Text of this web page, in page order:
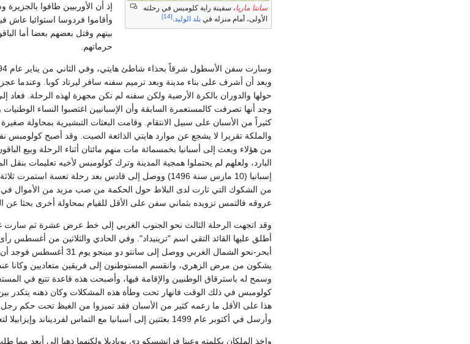
سانتا ماريا، سفينة راية كلومبس في رحلته
الأولى، أمام منزله في بلد الوليد.
[14]
إذ أن الأوربيين طافوا
وأقاموا فردوسا استوائيا
بينهم وقتل بعضهم بعضا أما
حرماتهم.
وبعد أن أشرف على بناء مدينة وبعد ترميم سفنه سافر ليرتاد كوبا. وعندما
وجد أنها تصرفت كالمستعمرة السابقة وأن الإسبانيين اغتصبوا النساء
كثيراً من الأسبان على سبيل الانتقام. وقامت البعثات التبشيرية بمحاولة
من هؤلاء وبعث إلى أسبانيا بخمسمائة مات منهم مائتان أثناء الرحلة وبيع
البارد، ولعلهم لم يحتملوا همجية المدينة وترك كولومبس لأخيه تعليمات
إسبانيا (10 مارس سنة 1496) ووصل إلى قادس بعد رحلة
من الشكوك التي ثارت لدى البلاط حول الحكمة من صب مزيد من الأموال في
عروقه فالتمس تزويده بثماني سفن على الأقل للقيام بمحاولة أخرى بحثا عن الثروة، ووافق
وقد اتجهت الرحلة الثالث نحو الجنوب الغربي إلى خط عرض عشرة ثم سارت
أطلق عليها القائد التقي اسم "ترينيداد". وفي الحادي والثلاثين من أغسطس
يشكون من مرض الزهري، وانقسم المستوطنون إلى فريقين متعاديين وكانا
وسمح له باسترقاق الوطنيين والإقامة فيها، وأصبحت هذه قاعدة تتبع في
كولومبس في ذلك الوقت فانهار تحت وطأة هذه المشكلات وكان ذهنه يتكدر بين
هذا على الأقل ما زعمه كثير من الأسبان فقد تميزوا من الغيظ تحت حكم رجل
وأرسل في أكتوبر عام 1499 بعثتين إلى أسبانيا مع التماس لفرديناند وإيزابيلا لتعيين نائب للملك يساعده في حكم الجزيرة.
واخذ الملكان بكلمته وعينا فرانشسكو دي بوباديلا ولكنهما ذهبا إلى أبعد